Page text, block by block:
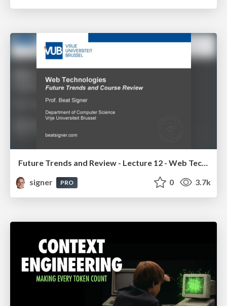
Future Trends and Review - Lecture 12 - Web Technologies (1019888BNR)
signer
PRO 0 3.7k